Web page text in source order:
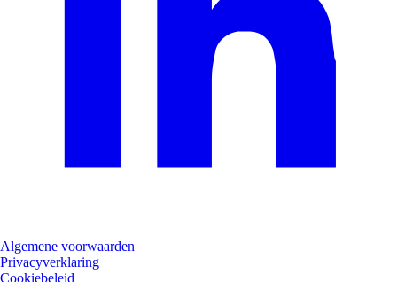
Algemene voorwaarden
Privacyverklaring
Cookiebeleid